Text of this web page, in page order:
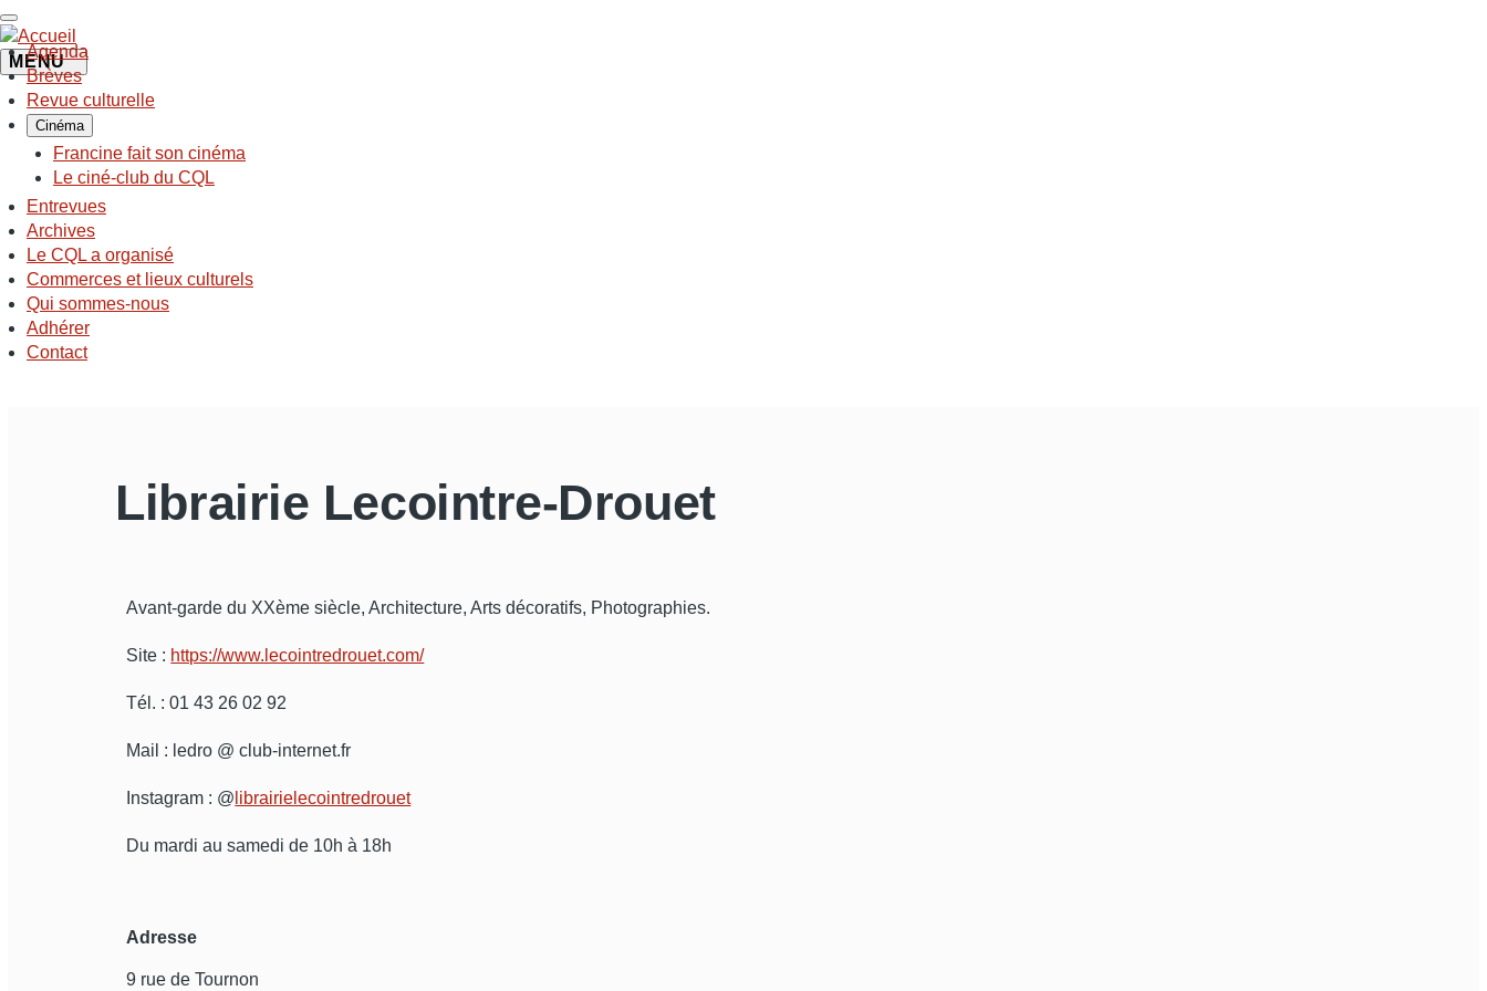
Aller
au
contenu
principal
MENU
NAVIGATION
PRINCIPALE
Agenda
Brèves
Revue culturelle
Cinéma
Francine fait son cinéma
Le ciné-club du CQL
Entrevues
Archives
Le CQL a organisé
Commerces et lieux culturels
Qui sommes-nous
Adhérer
Contact
Librairie Lecointre-Drouet
Avant-garde du XXème siècle, Architecture, Arts décoratifs, Photographies.
Site : https://www.lecointredrouet.com/
Tél. : 01 43 26 02 92
Mail : ledro @ club-internet.fr
Instagram : @ librairielecointredrouet
Du mardi au samedi de 10h à 18h
Adresse
9 rue de Tournon